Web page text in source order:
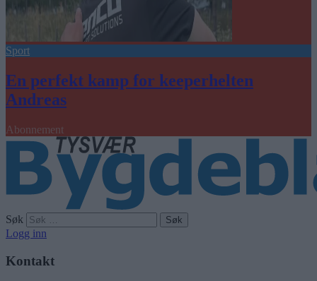
Sport
En perfekt kamp for keeperhelten
Andreas
Abonnement
Søk
Logg inn
Kontakt